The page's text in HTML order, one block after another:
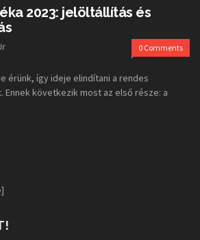
2023: jelöltállítás és
0 Comments
érünk, így ideje elindítani a rendes
következik most az első része: a